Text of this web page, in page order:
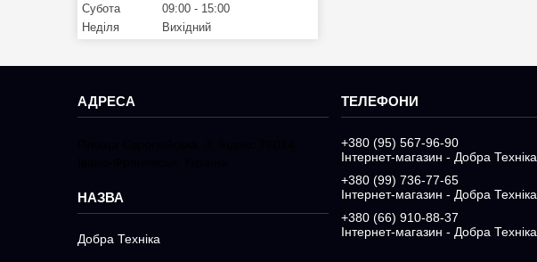
Субота
09:00
15:00
Неділя
Вихідний
Добра Техніка
+380 (95) 567-96-90
Інтернет-магазин - Добра Техніка
+380 (99) 736-77-65
Інтернет-магазин - Добра Техніка
+380 (66) 910-88-37
Інтернет-магазин - Добра Техніка